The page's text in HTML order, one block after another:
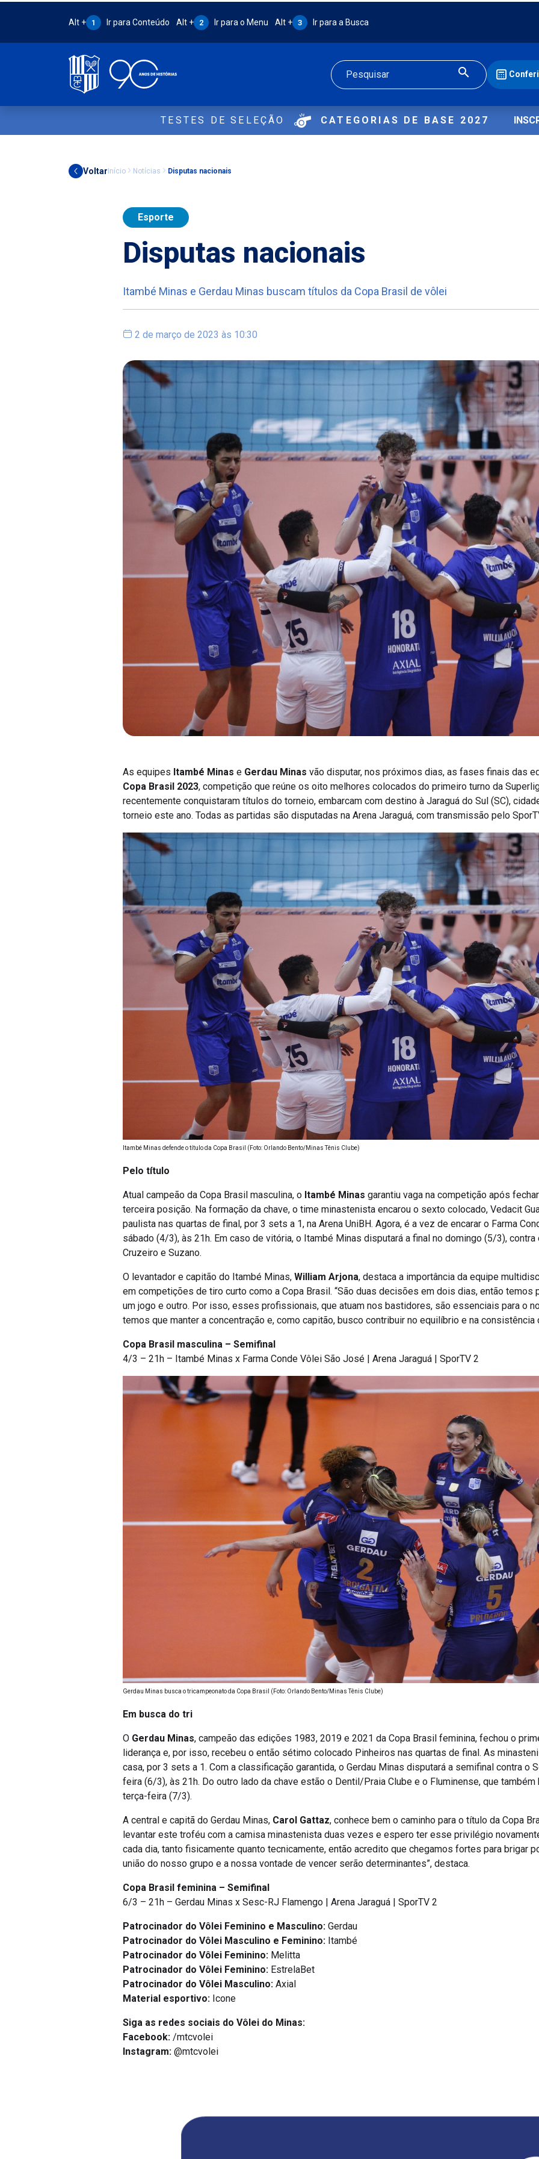
Atalho Alt + 1:
Alt + 1 Ir para Conteúdo Atalho Alt + 2:
Alt + 2 Ir para o Menu Atalho Alt + 3:
Alt + 3 Ir para a Busca
Buscar
TESTES DE SELEÇÃO CATEGORIAS DE BASE 2027
VoltarInício Notícias Disputas nacionais
Esporte
Disputas nacionais
Itambé Minas e Gerdau Minas buscam títulos da Copa Brasil de vôlei
2 de março de 2023 às 10:30
As equipes Itambé Minas e Gerdau Minas vão disputar, nos próximos dias, as fases finais das
Copa Brasil 2023 , competição que reúne os oito melhores colocados do primeiro turno da
recentemente conquistaram títulos do torneio, embarcam com destino à Jaraguá do Sul (SC),
torneio este ano. Todas as partidas são disputadas na Arena Jaraguá, com transmissão pelo
Itambé Minas defende o título da Copa Brasil (Foto: Orlando Bento/Minas Tênis Clube)
Pelo título
Atual campeão da Copa Brasil masculina, o Itambé Minas garantiu vaga na competição após
terceira posição. Na formação da chave, o time minastenista encarou o sexto colocado, Vedacit
paulista nas quartas de final, por 3 sets a 1, na Arena UniBH. Agora, é a vez de encarar o Farma
sábado (4/3), às 21h. Em caso de vitória, o Itambé Minas disputará a final no domingo (5/3),
Cruzeiro e Suzano.
O levantador e capitão do Itambé Minas, William Arjona , destaca a importância da equipe
em competições de tiro curto como a Copa Brasil. “São duas decisões em dois dias, então temos
um jogo e outro. Por isso, esses profissionais, que atuam nos bastidores, são essenciais para o
temos que manter a concentração e, como capitão, busco contribuir no equilíbrio e na consistência
Copa Brasil masculina – Semifinal
4/3 – 21h – Itambé Minas x Farma Conde Vôlei São José | Arena Jaraguá | SporTV 2
Gerdau Minas busca o tricampeonato da Copa Brasil (Foto: Orlando Bento/Minas Tênis Clube)
Em busca do tri
O Gerdau Minas , campeão das edições 1983, 2019 e 2021 da Copa Brasil feminina, fechou o
liderança e, por isso, recebeu o então sétimo colocado Pinheiros nas quartas de final. As
casa, por 3 sets a 1. Com a classificação garantida, o Gerdau Minas disputará a semifinal contra o
feira (6/3), às 21h. Do outro lado da chave estão o Dentil/Praia Clube e o Fluminense, que também
terça-feira (7/3).
A central e capitã do Gerdau Minas, Carol Gattaz , conhece bem o caminho para o título da Copa
levantar este troféu com a camisa minastenista duas vezes e espero ter esse privilégio
cada dia, tanto fisicamente quanto tecnicamente, então acredito que chegamos fortes para brigar
união do nosso grupo e a nossa vontade de vencer serão determinantes”, destaca.
Copa Brasil feminina – Semifinal
6/3 – 21h – Gerdau Minas x Sesc-RJ Flamengo | Arena Jaraguá | SporTV 2
Patrocinador do Vôlei Feminino e Masculino: Gerdau
Patrocinador do Vôlei Masculino e Feminino: Itambé
Patrocinador do Vôlei Feminino: Melitta
Patrocinador do Vôlei Feminino: EstrelaBet
Patrocinador do Vôlei Masculino: Axial
Material esportivo: Icone
Siga as redes sociais do Vôlei do Minas:
Facebook: /mtcvolei
Instagram: @mtcvolei